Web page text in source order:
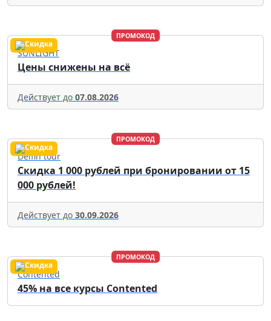
ПРОМОКОД
SUNLIGHT
Цены снижены на всё
Действует до 07.08.2026
ПРОМОКОД
Delfin tour
Скидка 1 000 рублей при бронировании от 15
000 рублей!
Действует до 30.09.2026
ПРОМОКОД
Contented
45% на все курсы Contented